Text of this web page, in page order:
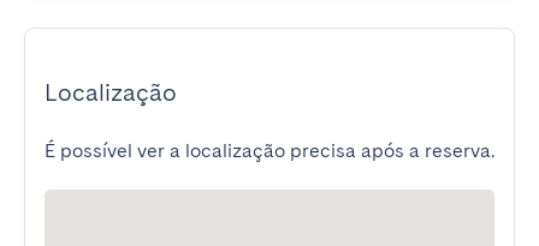
Localização
É possível ver a localização precisa após a reserva.